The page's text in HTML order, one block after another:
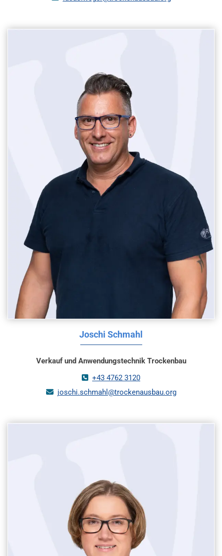
Joschi Schmahl
Verkauf und Anwendungstechnik Trockenbau
 +43 4762 3120
 joschi.schmahl@trockenausbau.org